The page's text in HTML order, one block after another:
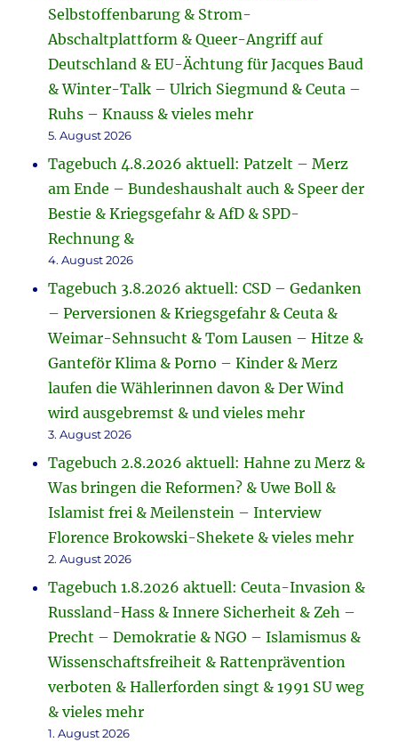
Selbstoffenbarung & Strom-
Abschaltplattform & Queer-Angriff auf
Deutschland & EU-Ächtung für Jacques Baud
& Winter-Talk – Ulrich Siegmund & Ceuta –
Ruhs – Knauss & vieles mehr
5. August 2026
Tagebuch 4.8.2026 aktuell: Patzelt – Merz
am Ende – Bundeshaushalt auch & Speer der
Bestie & Kriegsgefahr & AfD & SPD-
Rechnung &
4. August 2026
Tagebuch 3.8.2026 aktuell: CSD – Gedanken
– Perversionen & Kriegsgefahr & Ceuta &
Weimar-Sehnsucht & Tom Lausen – Hitze &
Ganteför Klima & Porno – Kinder & Merz
laufen die Wählerinnen davon & Der Wind
wird ausgebremst & und vieles mehr
3. August 2026
Tagebuch 2.8.2026 aktuell: Hahne zu Merz &
Was bringen die Reformen? & Uwe Boll &
Islamist frei & Meilenstein – Interview
Florence Brokowski-Shekete & vieles mehr
2. August 2026
Tagebuch 1.8.2026 aktuell: Ceuta-Invasion &
Russland-Hass & Innere Sicherheit & Zeh –
Precht – Demokratie & NGO – Islamismus &
Wissenschaftsfreiheit & Rattenprävention
verboten & Hallerforden singt & 1991 SU weg
& vieles mehr
1. August 2026